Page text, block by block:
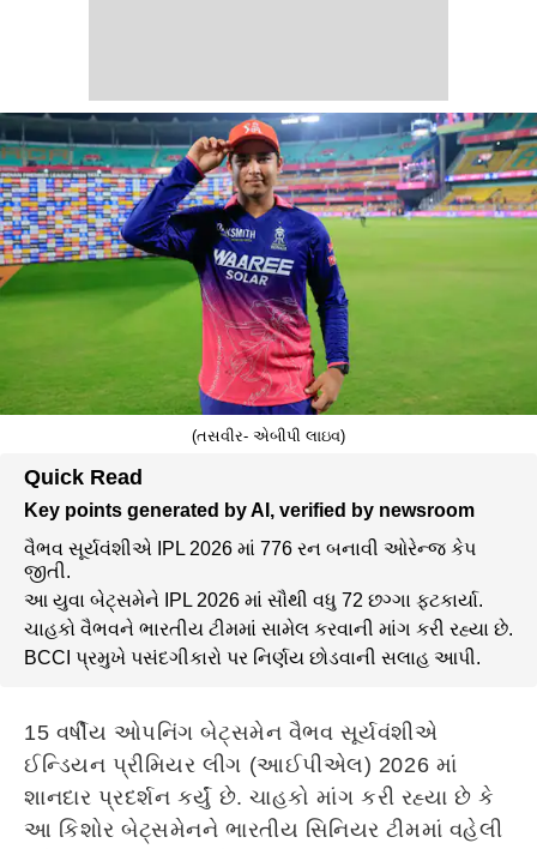
(તસવીર- એબીપી લાઇવ)
Quick Read
Key points generated by AI, verified by newsroom
વૈભવ સૂર્યવંશીએ IPL 2026 માં 776 રન બનાવી ઓરેન્જ કેપ
જીતી.
આ યુવા બેટ્સમેને IPL 2026 માં સૌથી વધુ 72 છગ્ગા ફટકાર્યા.
ચાહકો વૈભવને ભારતીય ટીમમાં સામેલ કરવાની માંગ કરી રહ્યા છે.
BCCI પ્રમુખે પસંદગીકારો પર નિર્ણય છોડવાની સલાહ આપી.
15 વર્ષીય ઓપનિંગ બેટ્સમેન વૈભવ સૂર્યવંશીએ
ઈન્ડિયન પ્રીમિયર લીગ (આઈપીએલ) 2026 માં
શાનદાર પ્રદર્શન કર્યું છે. ચાહકો માંગ કરી રહ્યા છે કે
આ કિશોર બેટ્સમેનને ભારતીય સિનિયર ટીમમાં વહેલી